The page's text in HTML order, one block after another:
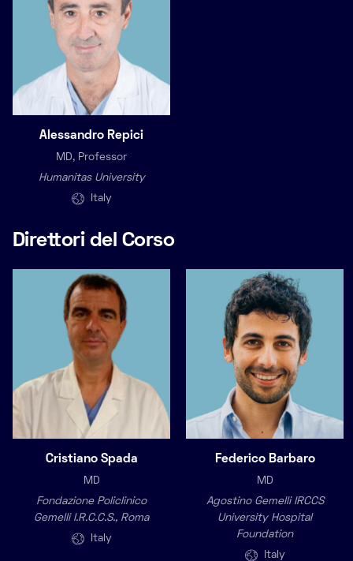
Alessandro Repici
MD, Professor
Humanitas University
Italy
Direttori del Corso
Cristiano Spada
MD
Fondazione Policlinico
Gemelli I.R.C.C.S., Roma
Italy
Federico Barbaro
MD
Agostino Gemelli IRCCS
University Hospital
Foundation
Italy